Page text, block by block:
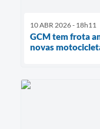
10 ABR 2026 - 18h11
GCM tem frota
novas